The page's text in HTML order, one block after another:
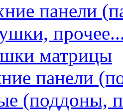
панели
матрицы
панели
(поддоны,